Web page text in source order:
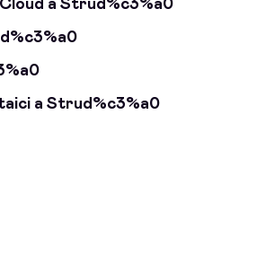
a Strud%c3%a0
a Strud%c3%a0